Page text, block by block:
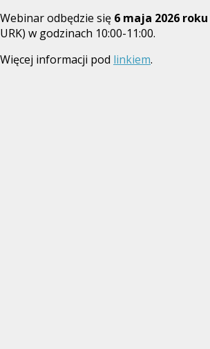
Webinar odbędzie się 6 maja 2026 roku
URK) w godzinach 10:00-11:00.
Więcej informacji pod linkiem.